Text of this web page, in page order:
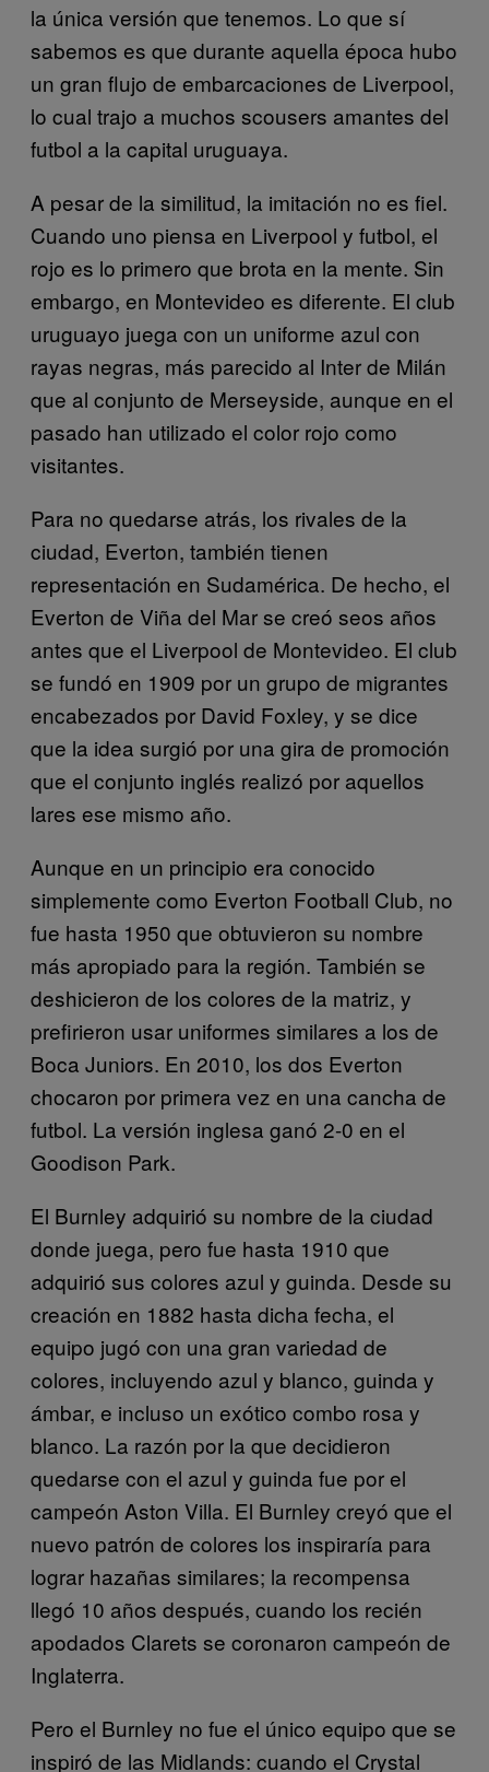
la única versión que tenemos. Lo que sí
sabemos es que durante aquella época hubo
un gran flujo de embarcaciones de Liverpool,
lo cual trajo a muchos scousers amantes del
futbol a la capital uruguaya.
A pesar de la similitud, la imitación no es fiel.
Cuando uno piensa en Liverpool y futbol, el
rojo es lo primero que brota en la mente. Sin
embargo, en Montevideo es diferente. El club
uruguayo juega con un uniforme azul con
rayas negras, más parecido al Inter de Milán
que al conjunto de Merseyside, aunque en el
pasado han utilizado el color rojo como
visitantes.
Para no quedarse atrás, los rivales de la
ciudad, Everton, también tienen
representación en Sudamérica. De hecho, el
Everton de Viña del Mar se creó seos años
antes que el Liverpool de Montevideo. El club
se fundó en 1909 por un grupo de migrantes
encabezados por David Foxley, y se dice
que la idea surgió por una gira de promoción
que el conjunto inglés realizó por aquellos
lares ese mismo año.
Aunque en un principio era conocido
simplemente como Everton Football Club, no
fue hasta 1950 que obtuvieron su nombre
más apropiado para la región. También se
deshicieron de los colores de la matriz, y
prefirieron usar uniformes similares a los de
Boca Juniors. En 2010, los dos Everton
chocaron por primera vez en una cancha de
futbol. La versión inglesa ganó 2-0 en el
Goodison Park.
El Burnley adquirió su nombre de la ciudad
donde juega, pero fue hasta 1910 que
adquirió sus colores azul y guinda. Desde su
creación en 1882 hasta dicha fecha, el
equipo jugó con una gran variedad de
colores, incluyendo azul y blanco, guinda y
ámbar, e incluso un exótico combo rosa y
blanco. La razón por la que decidieron
quedarse con el azul y guinda fue por el
campeón Aston Villa. El Burnley creyó que el
nuevo patrón de colores los inspiraría para
lograr hazañas similares; la recompensa
llegó 10 años después, cuando los recién
apodados Clarets se coronaron campeón de
Inglaterra.
Pero el Burnley no fue el único equipo que se
inspiró de las Midlands: cuando el Crystal